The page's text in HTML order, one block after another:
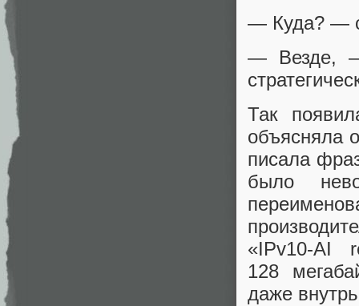
— Куда? —
— Везде, —
Так
объясняла
писала
было
«IPv10-AI
128
даже